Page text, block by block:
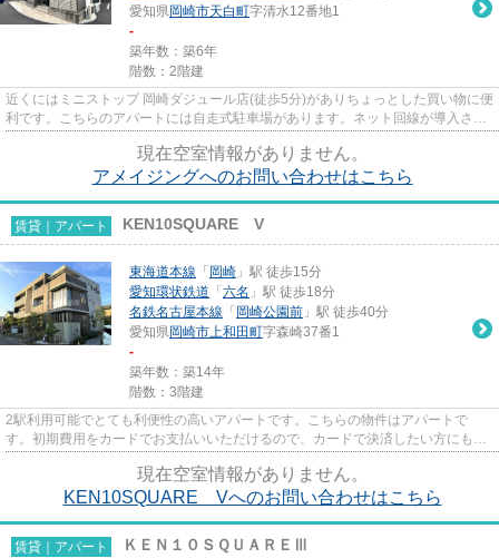
愛知県岡崎市天白町字清水12番地1
-
築年数：築6年
階数：2階建
近くにはミニストップ 岡崎ダジュール店(徒歩5分)がありちょっとした買い物に便
利です。こちらのアパートには自走式駐車場があります。ネット回線が導入され
現在空室情報がありません。
アメイジングへのお問い合わせはこちら
賃貸｜アパート KEN10SQUARE V
東海道本線 「 岡崎 」駅 徒歩15分
愛知環状鉄道 「 六名 」駅 徒歩18分
名鉄名古屋本線 「 岡崎公園前 」駅 徒歩40分
愛知県岡崎市上和田町字森崎37番1
-
築年数：築14年
階数：3階建
2駅利用可能でとても利便性の高いアパートです。こちらの物件はアパートで
す。初期費用をカードでお支払いいただけるので、カードで決済したい方にもお
現在空室情報がありません。
KEN10SQUARE Vへのお問い合わせはこちら
賃貸｜アパート ＫＥＮ１０ＳＱＵＡＲＥⅢ